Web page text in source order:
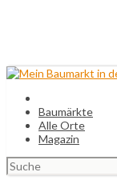
Baumärkte
Alle Orte
Magazin
Suchen
nach: